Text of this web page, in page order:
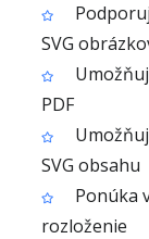
SVG
PDF
SVG obsahu
Ponúka
rozloženie